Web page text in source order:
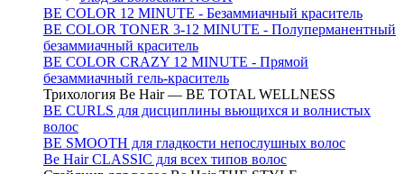
BE COLOR 12 MINUTE - Безаммиачный краситель
BE COLOR TONER 3-12 MINUTE - Полуперманентный
безаммиачный краситель
BE COLOR CRAZY 12 MINUTE - Прямой
безаммиачный гель-краситель
Трихология Be Hair — BE TOTAL WELLNESS
BE CURLS для дисциплины вьющихся и волнистых
волос
BE SMOOTH для гладкости непослушных волос
Be Hair CLASSIC для всех типов волос